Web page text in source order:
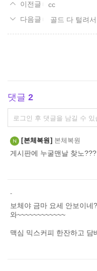
cc
골드 다 털려서 접엇
댓글 2
댓
글
쓰
기
본체복원 본체복원
게시판에 누굴맨날 찾노???
-
보체야 금마 요세 안보이
와~~~~~~~~~~~~
맥심 믹스커피 한잔하고 담